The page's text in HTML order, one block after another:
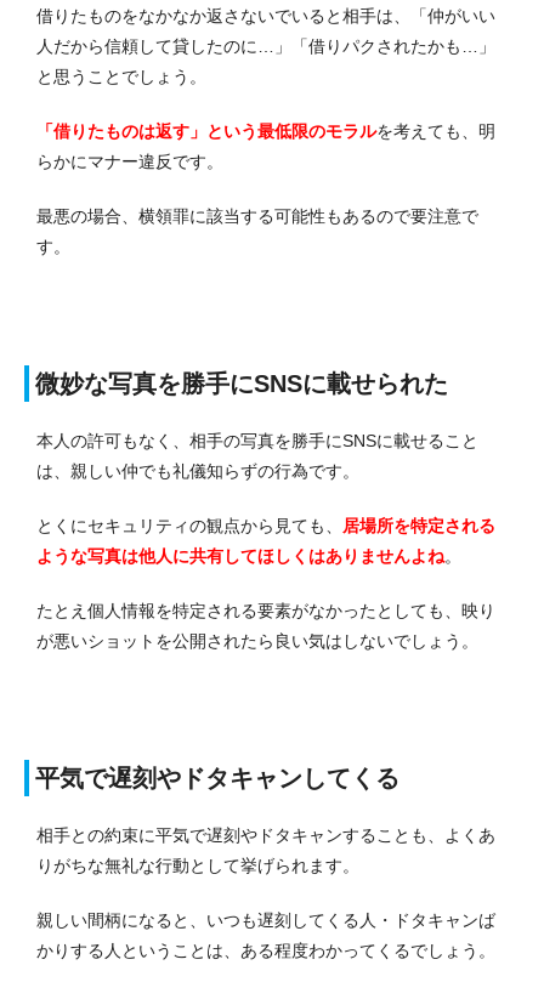
借りたものをなかなか返さないでいると相手は、「仲がいい
人だから信頼して貸したのに…」「借りパクされたかも…」
と思うことでしょう。
「借りたものは返す」という最低限のモラルを考えても、明
らかにマナー違反です。
最悪の場合、横領罪に該当する可能性もあるので要注意で
す。
微妙な写真を勝手にSNSに載せられた
本人の許可もなく、相手の写真を勝手にSNSに載せること
は、親しい仲でも礼儀知らずの行為です。
とくにセキュリティの観点から見ても、
居場所を特定される
ような写真は他人に共有してほしくはありませんよね。
たとえ個人情報を特定される要素がなかったとしても、映り
が悪いショットを公開されたら良い気はしないでしょう。
平気で遅刻やドタキャンしてくる
相手との約束に平気で遅刻やドタキャンすることも、よくあ
りがちな無礼な行動として挙げられます。
親しい間柄になると、いつも遅刻してくる人・ドタキャンば
かりする人ということは、ある程度わかってくるでしょう。